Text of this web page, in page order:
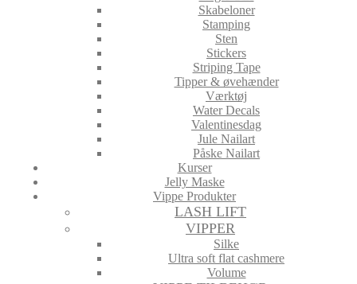
Skabeloner
Stamping
Sten
Stickers
Striping Tape
Tipper & øvehænder
Værktøj
Water Decals
Valentinesdag
Jule Nailart
Påske Nailart
Kurser
Jelly Maske
Vippe Produkter
LASH LIFT
VIPPER
Silke
Ultra soft flat cashmere
Volume